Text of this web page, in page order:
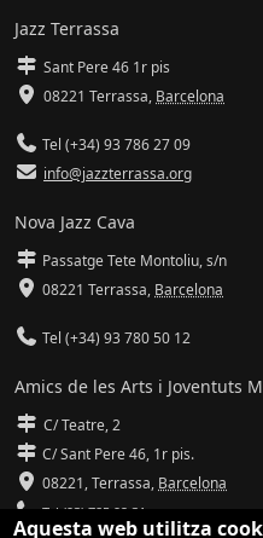
Jazz Terrassa
Sant Pere 46 1r pis
08221 Terrassa, Barcelona
Tel (+34) 93 786 27 09
info@jazzterrassa.org
Nova Jazz Cava
Passatge Tete Montoliu, s/n
08221 Terrassa, Barcelona
Tel (+34) 93 780 50 12
Amics de les Arts i Joventuts
C/ Teatre, 2
C/ Sant Pere 46, 1r pis.
08221,Terrassa, Barcelona
Tel (93) 785 92 31
Aquesta web utilitza